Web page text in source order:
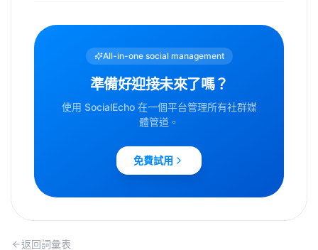
All-in-one social management
準備好迎接未來了嗎？
使用 SocialEcho 在一個平台管理所有社群媒
體管道。
免費試用
返回詞彙表